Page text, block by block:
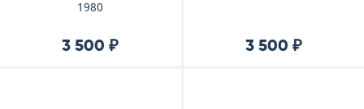
1980
3 500 ₽ 3 500 ₽